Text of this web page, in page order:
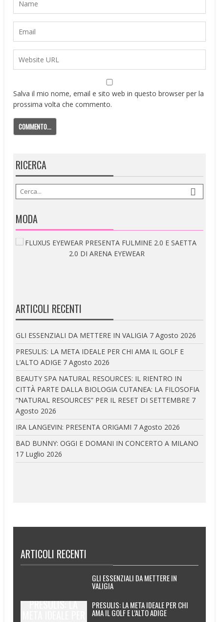
Salva il mio nome, email e sito web in questo browser per la
prossima volta che commento.
RICERCA
MODA
ARTICOLI RECENTI
GLI ESSENZIALI DA METTERE IN VALIGIA 7 Agosto 2026
PRESULIS: LA META IDEALE PER CHI AMA IL GOLF E
L’ALTO ADIGE 7 Agosto 2026
BEAUTY SPA NATURAL RESOURCES: IL RIENTRO IN
CITTÀ PARTE DALLA BIOLOGIA CUTANEA: LA FILOSOFIA
“NATURAL RESOURCES” PER IL RESET DI SETTEMBRE 7
Agosto 2026
IRA LANGEVIN: PRESENTA ORIGAMI 7 Agosto 2026
BAD BUNNY: OGGI E DOMANI IN CONCERTO A MILANO
17 Luglio 2026
ARTICOLI RECENTI
GLI ESSENZIALI DA METTERE IN
VALIGIA
PRESULIS: LA PRESULIS: LA META IDEALE PER CHI
AMA IL GOLF E L’ALTO ADIGE